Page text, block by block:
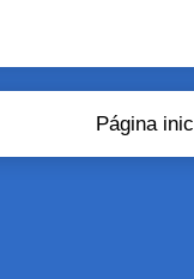
Página